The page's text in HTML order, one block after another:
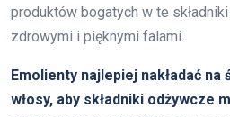
produktów bogatych w te
zdrowymi i pięknymi falami.
Emolienty najlepiej nakładać
włosy, aby składniki odżywcze